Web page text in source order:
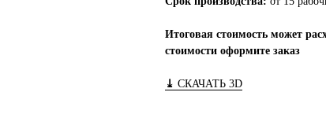
Итоговая стоимость может
стоимости оформите заказ
⤓ СКАЧАТЬ 3D